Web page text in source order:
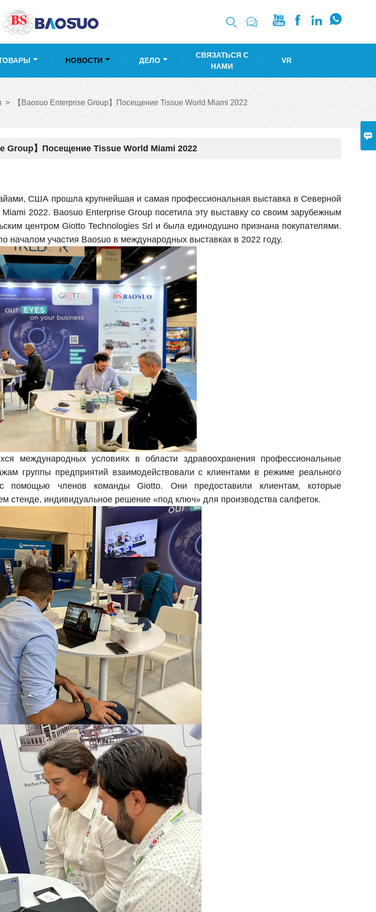

     
НОВОСТИ ДЕЛО
СВЯЗАТЬСЯ С
НАМИ
VR
> 【Baosuo Enterprise Group】Посещение Tissue World Miami 2022
Group】Посещение Tissue World Miami 2022
США прошла крупнейшая и самая профессиональная выставка в Северной
2022. Baosuo Enterprise Group посетила эту выставку со своим зарубежным
центром Giotto Technologies Srl и была единодушно признана покупателями.
началом участия Baosuo в международных выставках в 2022 году.
международных условиях в области здравоохранения профессиональные
группы предприятий взаимодействовали с клиентами в режиме реального
помощью членов команды Giotto. Они предоставили клиентам, которые
стенде, индивидуальное решение «под ключ» для производства салфеток.